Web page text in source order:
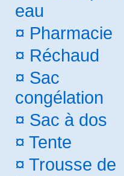
eau
¤ Pharmacie
¤ Réchaud
¤ Sac
congélation
¤ Sac à dos
¤ Tente
¤ Trousse de